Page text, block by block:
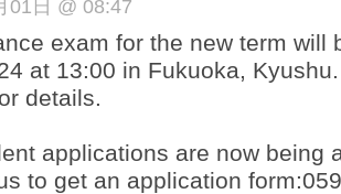
01日 @ 08:47
exam for the new term will
at 13:00 in Fukuoka,
details.
applications are now being
to get an application